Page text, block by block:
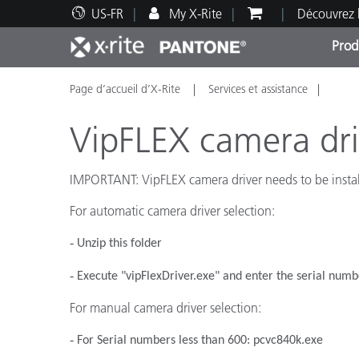
US-FR My X-Rite
Top Produits
Impression et Emballage
Automobile
Assistance technique
Ressources éducatives
Page d’accueil d’X-Rite Services et assistance
VipFLEX camera
IMPORTANT: VipFLEX camera driver needs to be
For automatic camera driver selection:
‐ Unzip this folder
‐ Execute "vipFlexDriver.exe" and enter the serial
For manual camera driver selection:
‐ For Serial numbers less than 600: pcvc840k.exe